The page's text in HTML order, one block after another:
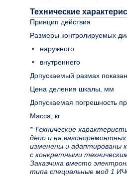
Технические
Принцип действия
Размеры контролируемых
наружного
внутреннего
Допускаемый размах
Цена деления шкалы, мм
Допускаемая погрешность
Масса, кг
* Технические
депо и на
изменены и адаптированы
с конкретными
Заказчика вместо
типа специальные мод 1